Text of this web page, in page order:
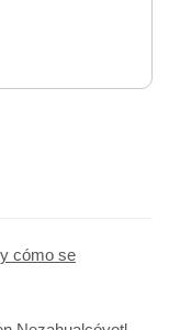
cómo se